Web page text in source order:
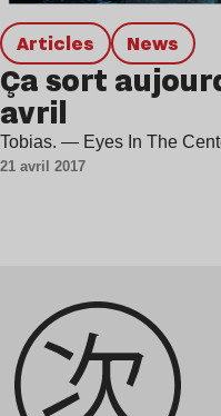
Articles news
Ça sort
avril
Tobias. — Eyes In The
21 avril 2017